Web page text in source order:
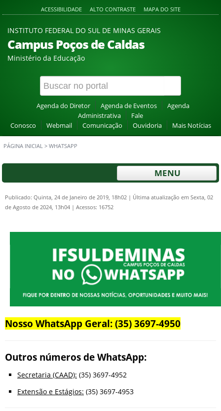
ACESSIBILIDADE ALTO CONTRASTE MAPA DO SITE
INSTITUTO FEDERAL DO SUL DE MINAS GERAIS
Campus Poços de Caldas
Ministério da Educação
Agenda do Diretor Agenda de Eventos
Agenda
Administrativa
Fale
Conosco
Webmail Comunicação Ouvidoria Mais Notícias
PÁGINA INICIAL > WHATSAPP
MENU
Publicado: Quinta, 24 de Janeiro de 2019, 18h02 | Última atualização em Sexta, 02
de Agosto de 2024, 13h04 | Acessos: 16752
Nosso WhatsApp Geral: (35) 3697-4950
Outros números de WhatsApp:
Secretaria (CAAD): (35) 3697-4952
Extensão e Estágios: (35) 3697-4953